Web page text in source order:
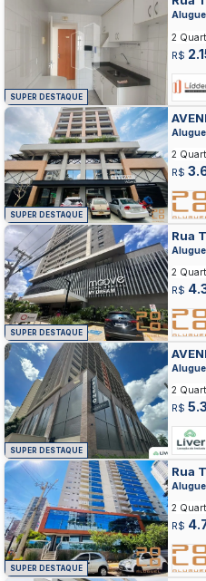
SUPER DESTAQUE
R$
2
SUPER DESTAQUE
R$
2
SUPER DESTAQUE
Rua
R$
2
SUPER DESTAQUE
R$
2
SUPER DESTAQUE
Rua
R$
2